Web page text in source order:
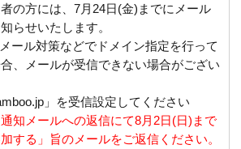
者の方には、7月24日(金)までにメール
らせいたします。
ール対策などでドメイン指定を行って
、メールが受信できない場合がござい
」を受信設定してください
知メールへの返信にて8月2日(日)まで
する」旨のメールをご返信ください。